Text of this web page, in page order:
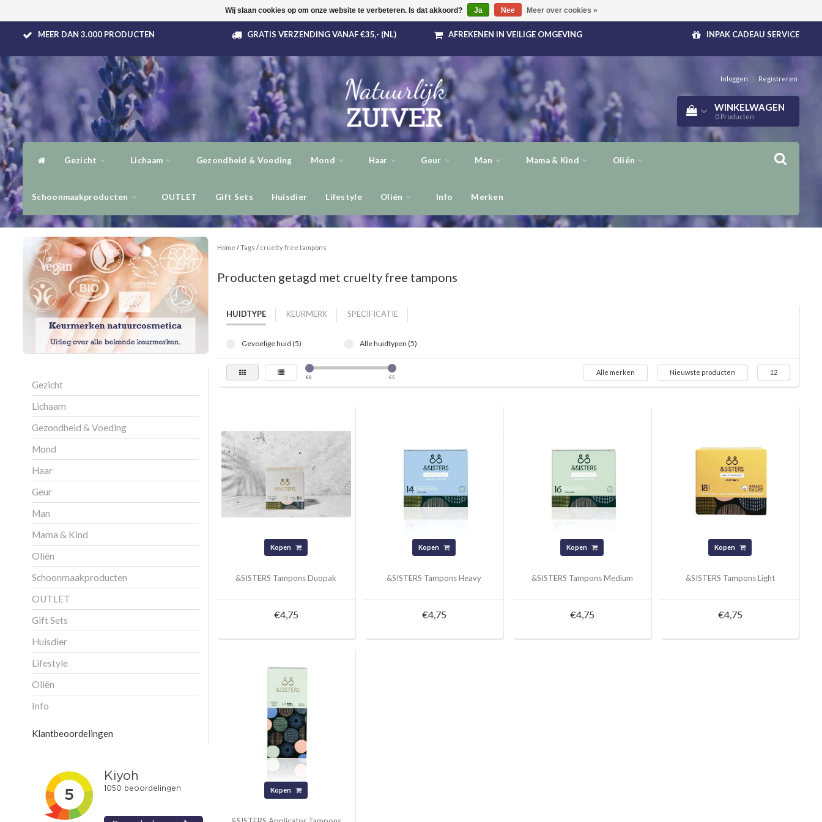
MEER DAN 3.000 PRODUCTEN GRATIS VERZENDING VANAF €35,- (NL) AFREKENEN IN VEILIGE OMGEVING INPAK CADEAU SERVICE
Inloggen | Registreren
WINKELWAGEN
0 Producten
Gezicht Lichaam Gezondheid & Voeding Mond Haar Geur Man Mama & Kind Oliën
Schoonmaakproducten OUTLET Gift Sets Huisdier Lifestyle Oliën Info Merken
Gezicht
Lichaam
Gezondheid & Voeding
Mond
Haar
Geur
Man
Mama & Kind
Oliën
Schoonmaakproducten
OUTLET
Gift Sets
Huisdier
Lifestyle
Oliën
Info
Klantbeoordelingen
Home /Tags / cruelty free tampons
Producten getagd met cruelty free tampons
HUIDTYPE KEURMERK SPECIFICATIE
Gevoelige huid (5) Alle huidtypen (5)
€0 €5
Alle merken Nieuwste producten 12
Kopen
&SISTERS Tampons Duopak
€4,75
Kopen
&SISTERS Tampons Heavy
€4,75
Kopen
&SISTERS Tampons Medium
€4,75
Kopen
&SISTERS Tampons Light
€4,75
Kopen
Wij slaan cookies op om onze website te verbeteren. Is dat akkoord? Ja Nee Meer over cookies »